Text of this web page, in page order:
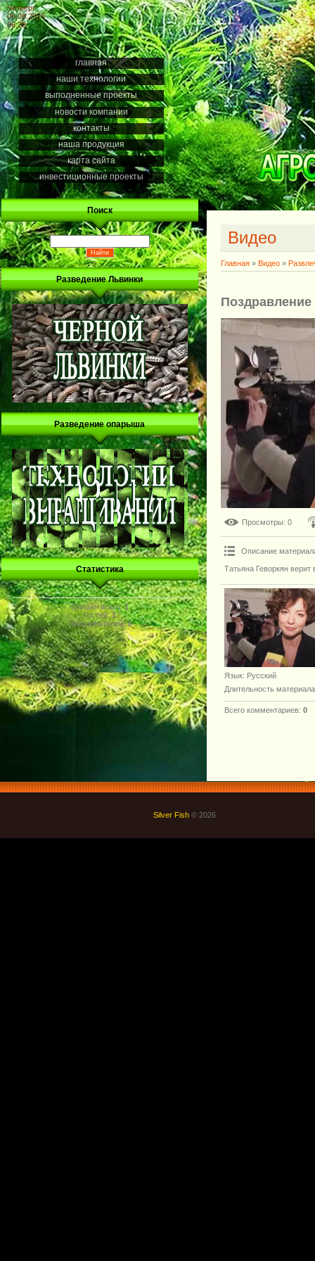
Четверг
06.08.2026
06:28
главная
наши технологии
выполненные проекты
новости компании
контакты
наша продукция
карта сайта
инвестиционные проекты
Поиск
Разведение Львинки
Разведение опарыша
Статистика
Онлайн всего:1
Гостей:1
Пользователей:0
Видео
Главная » Видео »
Просмотры: 0
Описание
Татьяна Геворкян верит
Язык: Русский
Длительность материала
Всего комментариев: 0
Silver Fish © 2026